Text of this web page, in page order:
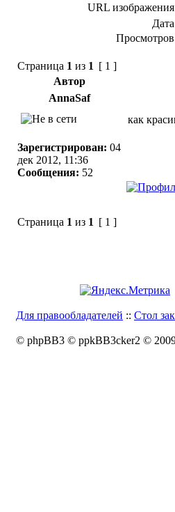
URL
Страница 1 из 1 [ 1 ]
Автор
AnnaSaf
Зарегистрирован: 04
дек 2012, 11:36
Сообщения: 52
как
Страница 1 из 1 [ 1 ]
Для правообладателей :: Стол
© phpBB3 © ppkBB3cker2 ©